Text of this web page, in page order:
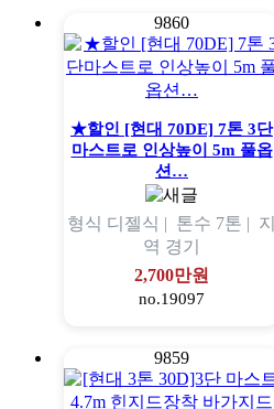
9860
★할인 [현대 70DE] 7톤 3단
마스트로 인상높이 5m 풀옵
션…
형식 디젤식 | 톤수 7톤 | 지
역 경기
2,700만원
no.19097
9859